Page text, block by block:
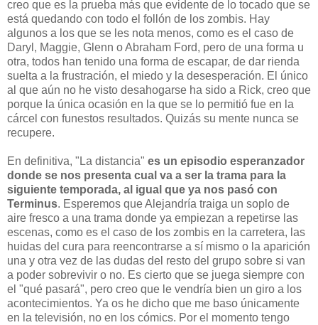
creo que es la prueba más que evidente de lo tocado que se
está quedando con todo el follón de los zombis. Hay
algunos a los que se les nota menos, como es el caso de
Daryl, Maggie, Glenn o Abraham Ford, pero de una forma u
otra, todos han tenido una forma de escapar, de dar rienda
suelta a la frustración, el miedo y la desesperación. El único
al que aún no he visto desahogarse ha sido a Rick, creo que
porque la única ocasión en la que se lo permitió fue en la
cárcel con funestos resultados. Quizás su mente nunca se
recupere.
En definitiva, "La distancia" es un episodio esperanzador
donde se nos presenta cual va a ser la trama para la
siguiente temporada, al igual que ya nos pasó con
Terminus. Esperemos que Alejandría traiga un soplo de
aire fresco a una trama donde ya empiezan a repetirse las
escenas, como es el caso de los zombis en la carretera, las
huidas del cura para reencontrarse a sí mismo o la aparición
una y otra vez de las dudas del resto del grupo sobre si van
a poder sobrevivir o no. Es cierto que se juega siempre con
el "qué pasará", pero creo que le vendría bien un giro a los
acontecimientos. Ya os he dicho que me baso únicamente
en la televisión, no en los cómics. Por el momento tengo